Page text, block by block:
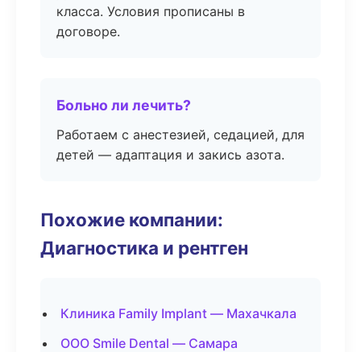
класса. Условия прописаны в
договоре.
Больно ли лечить?
Работаем с анестезией, седацией, для
детей — адаптация и закись азота.
Похожие компании:
Диагностика и рентген
Клиника Family Implant — Махачкала
ООО Smile Dental — Самара